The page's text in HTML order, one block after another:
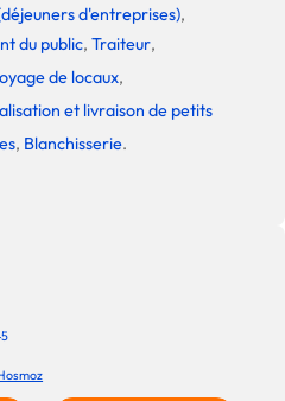
d'entreprises),
du public, Traiteur,
de locaux,
et livraison de petits
, Blanchisserie.